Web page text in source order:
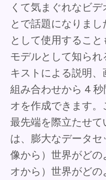
くて気まぐれなビ
とで話題になりま
として使用するこ
モデルとして知られ
キストによる説明
組み合わせから 4
オを作成できます
最先端を際立たせ
は、膨大なデータ
像から）世界がど
オから）世界がど